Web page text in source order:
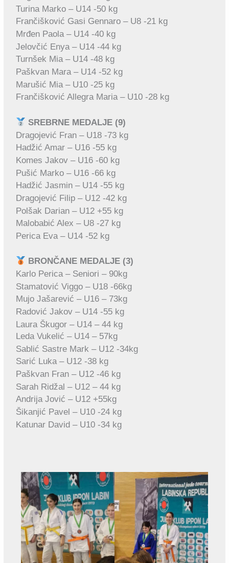
Turina Marko – U14 -50 kg
Frančišković Gasi Gennaro – U8 -21 kg
Mrđen Paola – U14 -40 kg
Jelovčić Enya – U14 -44 kg
Turnšek Mia – U14 -48 kg
Paškvan Mara – U14 -52 kg
Marušić Mia – U10 -25 kg
Frančišković Allegra Maria – U10 -28 kg
SREBRNE MEDALJE (9)
Dragojević Fran – U18 -73 kg
Hadžić Amar – U16 -55 kg
Komes Jakov – U16 -60 kg
Pušić Marko – U16 -66 kg
Hadžić Jasmin – U14 -55 kg
Dragojević Filip – U12 -42 kg
Polšak Darian – U12 +55 kg
Malobabić Alex – U8 -27 kg
Perica Eva – U14 -52 kg
BRONČANE MEDALJE (3)
Karlo Perica – Seniori – 90kg
Stamatović Viggo – U18 -66kg
Mujo Jašarević – U16 – 73kg
Radović Jakov – U14 -55 kg
Laura Škugor – U14 – 44 kg
Leda Vukelić – U14 – 57kg
Sablić Sastre Mark – U12 -34kg
Sarić Luka – U12 -38 kg
Paškvan Fran – U12 -46 kg
Sarah Ridžal – U12 – 44 kg
Andrija Jović – U12 +55kg
Šikanjić Pavel – U10 -24 kg
Katunar David – U10 -34 kg